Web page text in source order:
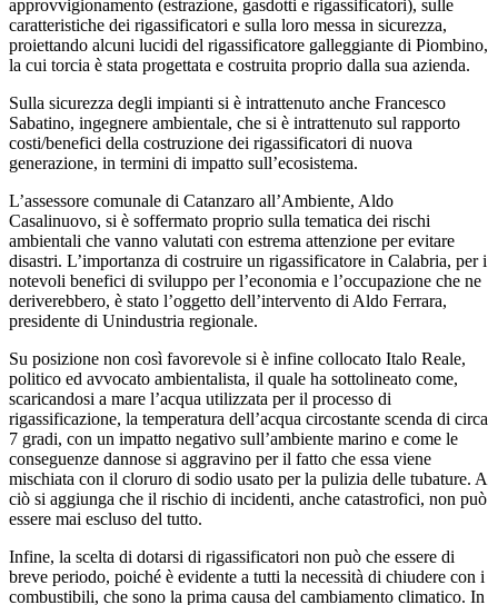
approvvigionamento (estrazione, gasdotti e rigassificatori), sulle
caratteristiche dei rigassificatori e sulla loro messa in sicurezza,
proiettando alcuni lucidi del rigassificatore galleggiante di Piombino,
la cui torcia è stata progettata e costruita proprio dalla sua azienda.
Sulla sicurezza degli impianti si è intrattenuto anche Francesco
Sabatino, ingegnere ambientale, che si è intrattenuto sul rapporto
costi/benefici della costruzione dei rigassificatori di nuova
generazione, in termini di impatto sull’ecosistema.
L’assessore comunale di Catanzaro all’Ambiente, Aldo
Casalinuovo, si è soffermato proprio sulla tematica dei rischi
ambientali che vanno valutati con estrema attenzione per evitare
disastri. L’importanza di costruire un rigassificatore in Calabria, per i
notevoli benefici di sviluppo per l’economia e l’occupazione che ne
deriverebbero, è stato l’oggetto dell’intervento di Aldo Ferrara,
presidente di Unindustria regionale.
Su posizione non così favorevole si è infine collocato Italo Reale,
politico ed avvocato ambientalista, il quale ha sottolineato come,
scaricandosi a mare l’acqua utilizzata per il processo di
rigassificazione, la temperatura dell’acqua circostante scenda di circa
7 gradi, con un impatto negativo sull’ambiente marino e come le
conseguenze dannose si aggravino per il fatto che essa viene
mischiata con il cloruro di sodio usato per la pulizia delle tubature. A
ciò si aggiunga che il rischio di incidenti, anche catastrofici, non può
essere mai escluso del tutto.
Infine, la scelta di dotarsi di rigassificatori non può che essere di
breve periodo, poiché è evidente a tutti la necessità di chiudere con i
combustibili, che sono la prima causa del cambiamento climatico. In